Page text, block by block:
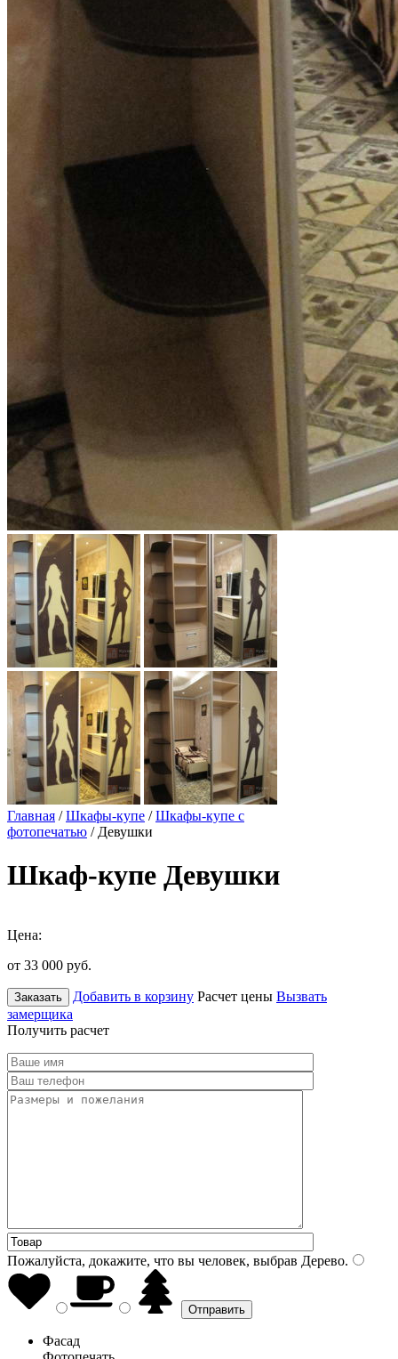
Главная /Шкафы-купе /Шкафы-купе с
фотопечатью / Девушки
Шкаф-купе Девушки
Цена:
от 33 000 руб.
Заказать Добавить в корзину Расчет цены Вызвать
замерщика
Получить расчет
Пожалуйста, докажите, что вы человек, выбрав Дерево.
Фасад